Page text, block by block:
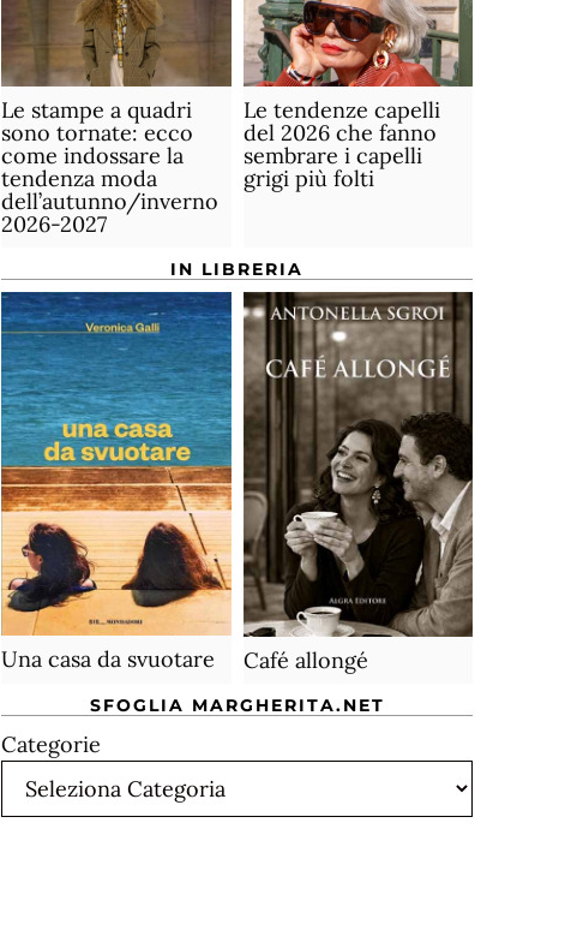
Le stampe a quadri
sono tornate: ecco
come indossare la
tendenza moda
dell’autunno/inverno
2026-2027
Le tendenze capelli
del 2026 che fanno
sembrare i capelli
grigi più folti
IN LIBRERIA
Una casa da svuotare Café allongé
SFOGLIA MARGHERITA.NET
Categorie